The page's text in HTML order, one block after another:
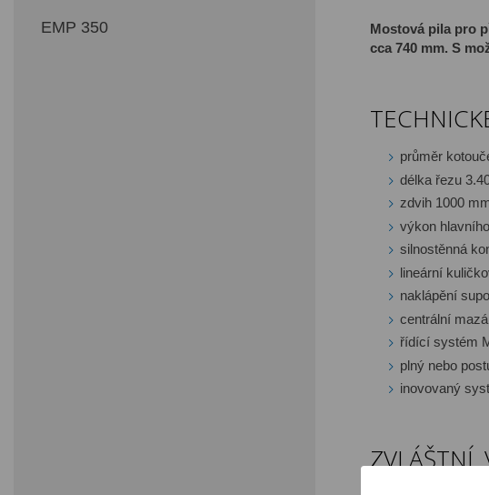
Mostová pila pro
cca 740 mm. S
průměr
délka řezu
zdvih 1000
výkon
silnostěnná
lineární
naklápění
centrální
řídící systém
plný nebo
inovovaný
ZVLÁŠTNÍ
EMP 350